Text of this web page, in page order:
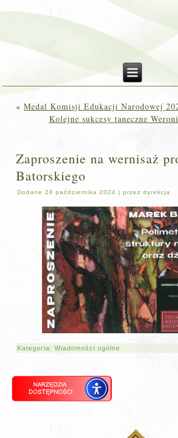
«Medal Komisji Edukacji Narodowej
Kolejne sukcesy taneczne
Zaproszenie na wernisaż
Batorskiego
Dodane 28 października 2024 |przez dyrekcja
Kategoria:Wiadomości ogólne